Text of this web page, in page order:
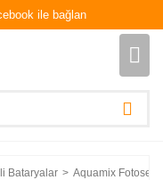
ile bağlan
Bataryalar Aquamix Fotoselli